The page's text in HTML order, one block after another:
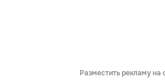
Разместить рекламу на